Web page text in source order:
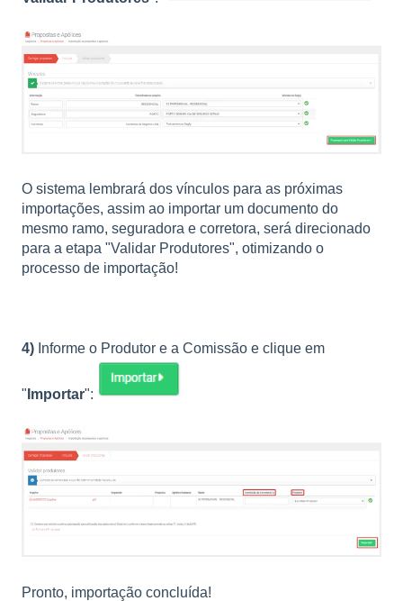
O sistema lembrará dos vínculos para as próximas
importações, assim ao importar um documento do
mesmo ramo, seguradora e corretora, será direcionado
para a etapa "Validar Produtores", otimizando o
processo de importação!
4) Informe o Produtor e a Comissão e clique em
" Importar":
Pronto, importação concluída!